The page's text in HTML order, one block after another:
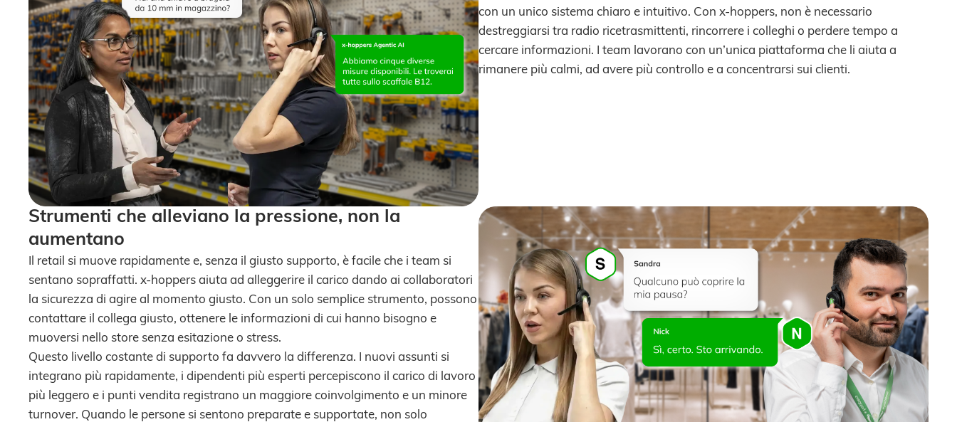
con un unico sistema chiaro e intuitivo. Con x-hoppers, non è necessario
destreggiarsi tra radio ricetrasmittenti, rincorrere i colleghi o perdere tempo a
cercare informazioni. I team lavorano con un’unica piattaforma che li aiuta a
rimanere più calmi, ad avere più controllo e a concentrarsi sui clienti.
Strumenti che alleviano la pressione, non la
aumentano
Il retail si muove rapidamente e, senza il giusto supporto, è facile che i team si
sentano sopraffatti. x-hoppers aiuta ad alleggerire il carico dando ai collaboratori
la sicurezza di agire al momento giusto. Con un solo semplice strumento, possono
contattare il collega giusto, ottenere le informazioni di cui hanno bisogno e
muoversi nello store senza esitazione o stress.
Questo livello costante di supporto fa davvero la differenza. I nuovi assunti si
integrano più rapidamente, i dipendenti più esperti percepiscono il carico di lavoro
più leggero e i punti vendita registrano un maggiore coinvolgimento e un minore
turnover. Quando le persone si sentono preparate e supportate, non solo